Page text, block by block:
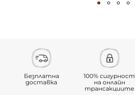
Безплатна
доставка
100% сигурност
на онлайн
трансакциите